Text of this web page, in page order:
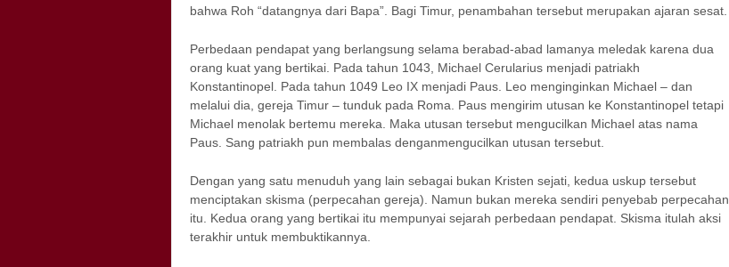
bahwa Roh “datangnya dari Bapa”. Bagi Timur, penambahan tersebut merupakan ajaran sesat.
Perbedaan pendapat yang berlangsung selama berabad-abad lamanya meledak karena dua
orang kuat yang bertikai. Pada tahun 1043, Michael Cerularius menjadi patriakh
Konstantinopel. Pada tahun 1049 Leo IX menjadi Paus. Leo menginginkan Michael – dan
melalui dia, gereja Timur – tunduk pada Roma. Paus mengirim utusan ke Konstantinopel tetapi
Michael menolak bertemu mereka. Maka utusan tersebut mengucilkan Michael atas nama
Paus. Sang patriakh pun membalas denganmengucilkan utusan tersebut.
Dengan yang satu menuduh yang lain sebagai bukan Kristen sejati, kedua uskup tersebut
menciptakan skisma (perpecahan gereja). Namun bukan mereka sendiri penyebab perpecahan
itu. Kedua orang yang bertikai itu mempunyai sejarah perbedaan pendapat. Skisma itulah aksi
terakhir untuk membuktikannya.